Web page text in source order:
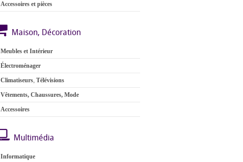
Accessoires et pièces
Maison, Décoration
Meubles et Intérieur
Électroménager
Climatiseurs, Télévisions
Vêtements, Chaussures, Mode
Accessoires
Multimédia
Informatique